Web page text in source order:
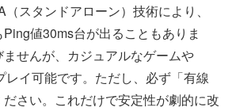
スタンドアローン）技術により、
値30ms台が出ることもありま
せんが、カジュアルなゲームや
レイ可能です。ただし、必ず「有線
さい。これだけで安定性が劇的に改